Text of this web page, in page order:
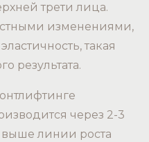
трети лица.
изменениями,
такая
результата.
через 2-3
выше линии роста